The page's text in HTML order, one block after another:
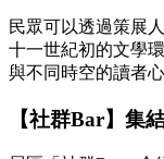
民眾可以透過策展
十一世紀初的文學
與不同時空的讀者心
【社群Bar】集